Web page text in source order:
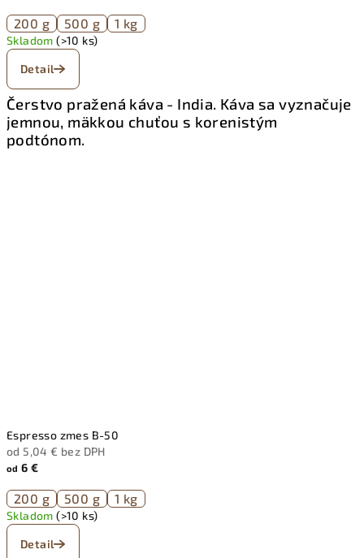
200 g 500 g 1 kg
Skladom(>10 ks)
Detail
Čerstvo pražená káva - India. Káva sa vyznačuje
jemnou, mäkkou chuťou s korenistým
podtónom.
Espresso zmes B-50
od 5,04 € bez DPH
od 6 €
200 g 500 g 1 kg
Skladom(>10 ks)
Detail